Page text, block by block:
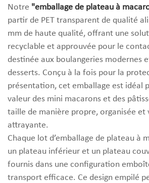
Notre "emballage de plateau à
partir de PET transparent de qualité
mm de haute qualité, offrant une
recyclable et approuvée pour le
destinée aux boulangeries modernes
desserts. Conçu à la fois pour la
présentation, cet emballage est idéal
valeur des mini macarons et des
taille de manière propre, organisée et
attrayante.
Chaque lot d’emballage de plateau à
un plateau inférieur et un plateau
fournis dans une configuration
transport efficace. Ce design empilé